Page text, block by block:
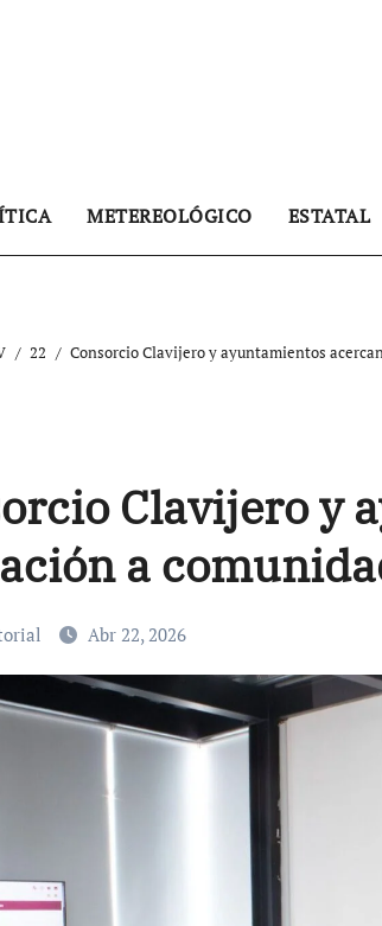
METEREOLÓGICO ESTATAL
22 Consorcio Clavijero y ayuntamientos
Clavijero y
a
Abr 22, 2026